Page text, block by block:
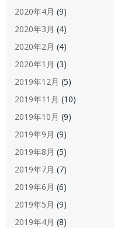
2020年4月 (9)
2020年3月 (4)
2020年2月 (4)
2020年1月 (3)
2019年12月 (5)
2019年11月 (10)
2019年10月 (9)
2019年9月 (9)
2019年8月 (5)
2019年7月 (7)
2019年6月 (6)
2019年5月 (9)
2019年4月 (8)